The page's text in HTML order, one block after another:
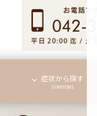
症状から探す
SYMPTOMS